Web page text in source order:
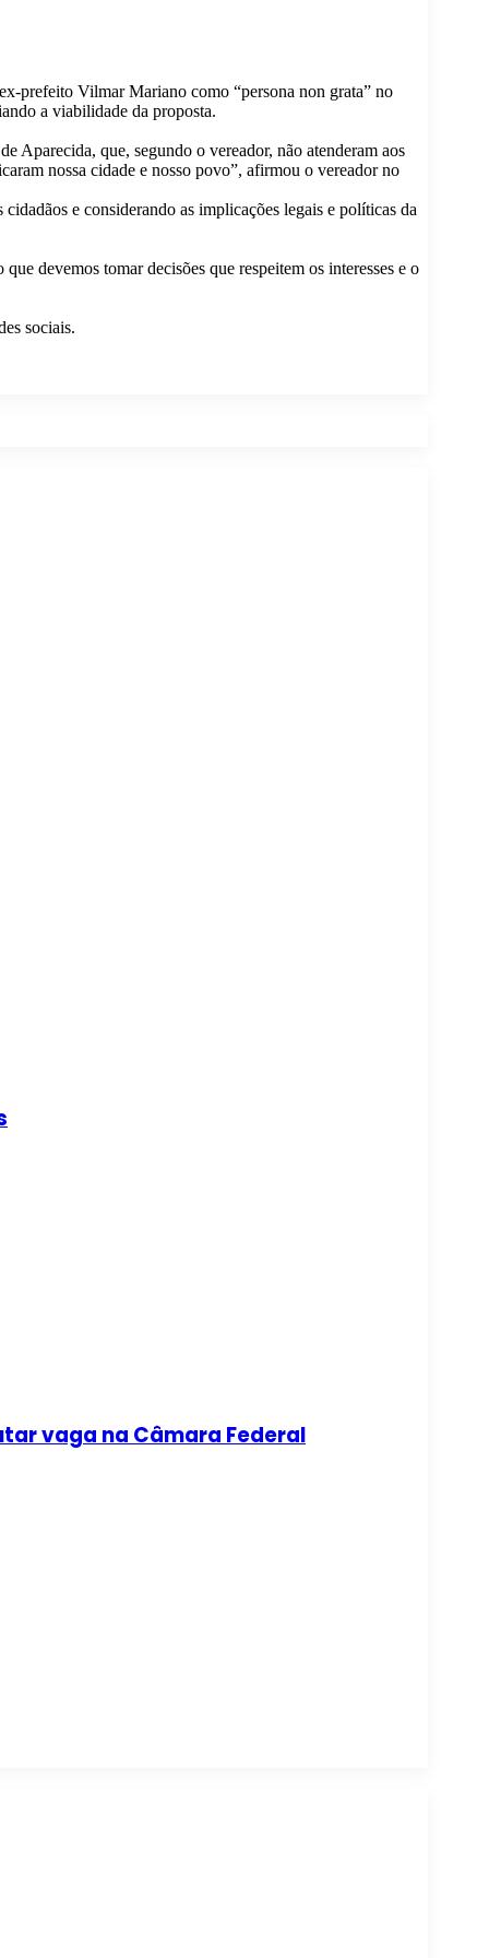
prefeito Vilmar Mariano como “persona non grata” no
a viabilidade da proposta.
Aparecida, que, segundo o vereador, não atenderam aos
nossa cidade e nosso povo”, afirmou o vereador no
e considerando as implicações legais e políticas da
devemos tomar decisões que respeitem os interesses e o
sociais.
vaga na Câmara Federal